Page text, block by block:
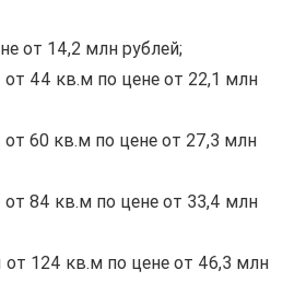
от 14,2 млн рублей;
44 кв.м по цене от 22,1 млн
60 кв.м по цене от 27,3 млн
84 кв.м по цене от 33,4 млн
124 кв.м по цене от 46,3 млн